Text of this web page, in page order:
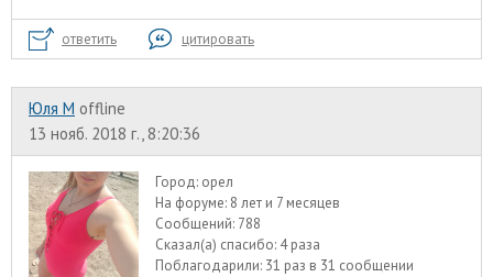
ответить цитировать
Юля М offline
13 нояб. 2018 г., 8:20:36
Город: орел
На форуме: 8 лет и 7 месяцев
Сообщений: 788
Сказал(а) спасибо: 4 раза
Поблагодарили: 31 раз в 31 сообщении